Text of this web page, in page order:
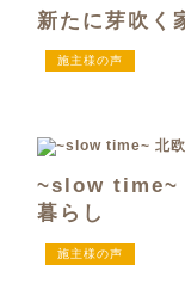
新たに芽吹く
施主様の声
~slow time~
暮らし
施主様の声